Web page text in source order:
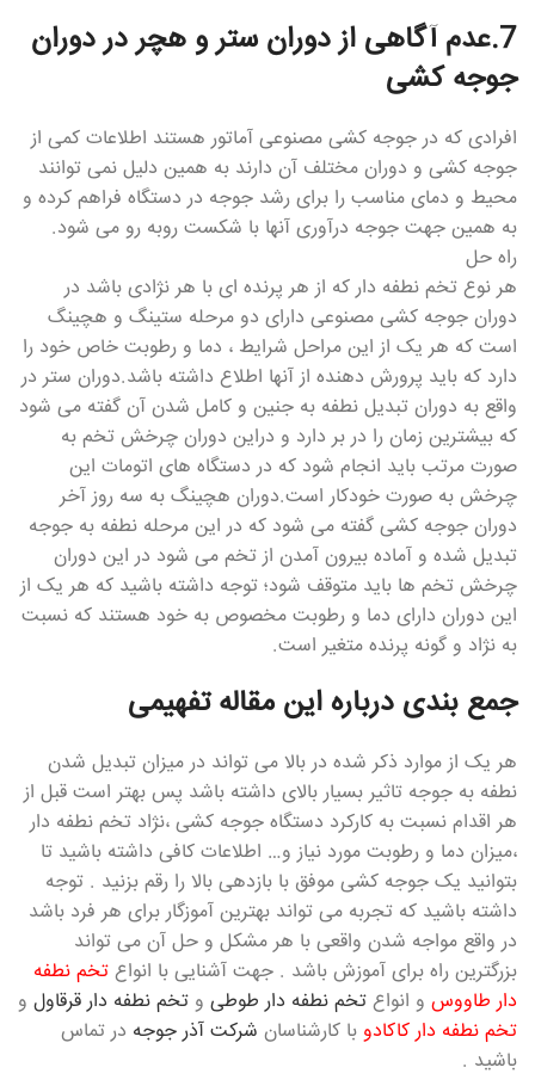
7.عدم آگاهی از دوران ستر و هچر در دوران
جوجه کشی
افرادی که در جوجه کشی مصنوعی آماتور هستند اطلاعات کمی از
جوجه کشی و دوران مختلف آن دارند به همین دلیل نمی توانند
محیط و دمای مناسب را برای رشد جوجه در دستگاه فراهم کرده و
به همین جهت جوجه درآوری آنها با شکست روبه رو می شود.
راه حل
هر نوع تخم نطفه دار که از هر پرنده ای با هر نژادی باشد در
دوران جوجه کشی مصنوعی دارای دو مرحله ستینگ و هچینگ
است که هر یک از این مراحل شرایط ، دما و رطوبت خاص خود را
دارد که باید پرورش دهنده از آنها اطلاع داشته باشد.دوران ستر در
واقع به دوران تبدیل نطفه به جنین و کامل شدن آن گفته می شود
که بیشترین زمان را در بر دارد و دراین دوران چرخش تخم به
صورت مرتب باید انجام شود که در دستگاه های اتومات این
چرخش به صورت خودکار است.دوران هچینگ به سه روز آخر
دوران جوجه کشی گفته می شود که در این مرحله نطفه به جوجه
تبدیل شده و آماده بیرون آمدن از تخم می شود در این دوران
چرخش تخم ها باید متوقف شود؛ توجه داشته باشید که هر یک از
این دوران دارای دما و رطوبت مخصوص به خود هستند که نسبت
به نژاد و گونه پرنده متغیر است.
جمع بندی درباره این مقاله تفهیمی
هر یک از موارد ذکر شده در بالا می تواند در میزان تبدیل شدن
نطفه به جوجه تاثیر بسیار بالای داشته باشد پس بهتر است قبل از
هر اقدام نسبت به کارکرد دستگاه جوجه کشی ،نژاد تخم نطفه دار
،میزان دما و رطوبت مورد نیاز و… اطلاعات کافی داشته باشید تا
بتوانید یک جوجه کشی موفق با بازدهی بالا را رقم بزنید . توجه
داشته باشید که تجربه می تواند بهترین آموزگار برای هر فرد باشد
در واقع مواجه شدن واقعی با هر مشکل و حل آن می تواند
بزرگترین راه برای آموزش باشد . جهت آشنایی با انواع تخم نطفه
دار طاووس و انواع تخم نطفه دار طوطی و تخم نطفه دار قرقاول و
تخم نطفه دار کاکادو با کارشناسان شرکت آذر جوجه در تماس
باشید .